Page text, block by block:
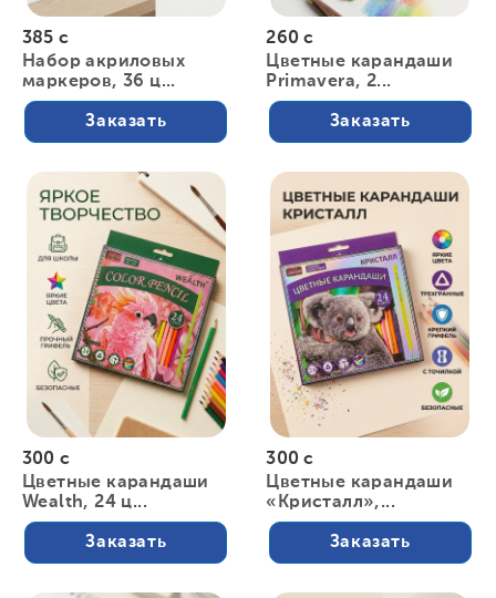
385 с
Набор акриловых
маркеров, 36 ц...
Заказать
260 с
Цветные карандаши
Primavera, 2...
Заказать
300 с
Цветные карандаши
Wealth, 24 ц...
Заказать
300 с
Цветные карандаши
«Кристалл»,...
Заказать